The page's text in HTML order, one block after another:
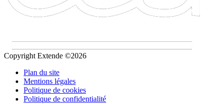
Copyright Extende ©2026
Plan du site
Mentions légales
Politique de cookies
Politique de confidentialité